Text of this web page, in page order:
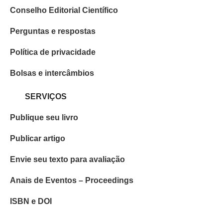
Conselho Editorial Científico
Perguntas e respostas
Política de privacidade
Bolsas e intercâmbios
SERVIÇOS
Publique seu livro
Publicar artigo
Envie seu texto para avaliação
Anais de Eventos – Proceedings
ISBN e DOI